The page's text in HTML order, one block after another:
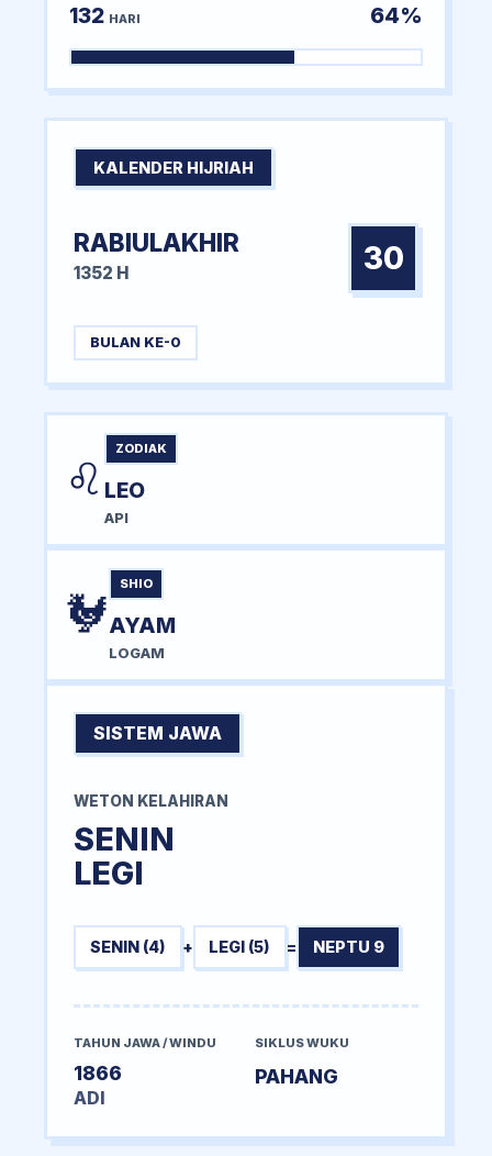
132 HARI 64%
KALENDER HIJRIAH
RABIULAKHIR
1352 H 30
BULAN KE-0
♌
ZODIAK
LEO
API
🐓
SHIO
AYAM
LOGAM
SISTEM JAWA
WETON KELAHIRAN
SENIN
LEGI
SENIN (4) + LEGI (5) = NEPTU 9
TAHUN JAWA / WINDU
1866
ADI
SIKLUS WUKU
PAHANG